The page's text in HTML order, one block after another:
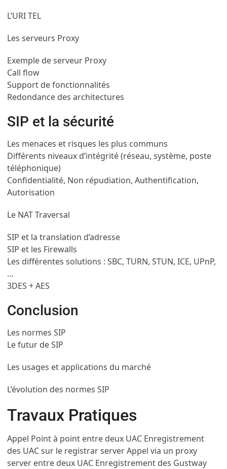
L’URI TEL
Les serveurs Proxy
Exemple de serveur Proxy
Call flow
Support de fonctionnalités
Redondance des architectures
SIP et la sécurité
Les menaces et risques les plus communs
Différents niveaux d’intégrité (réseau, système, poste
téléphonique)
Confidentialité, Non répudiation, Authentification,
Autorisation
Le NAT Traversal
SIP et la translation d’adresse
SIP et les Firewalls
Les différentes solutions : SBC, TURN, STUN, ICE, UPnP,
…
3DES + AES
Conclusion
Les normes SIP
Le futur de SIP
Les usages et applications du marché
L’évolution des normes SIP
Travaux Pratiques
Appel Point à point entre deux UAC Enregistrement
des UAC sur le registrar server Appel via un proxy
server entre deux UAC Enregistrement des Gustway